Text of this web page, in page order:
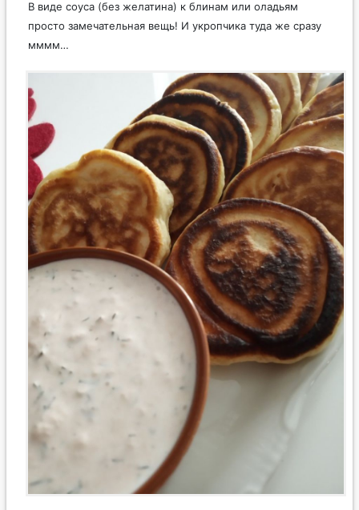
В виде соуса (без желатина) к блинам или оладьям
просто замечательная вещь! И укропчика туда же сразу
мммм…